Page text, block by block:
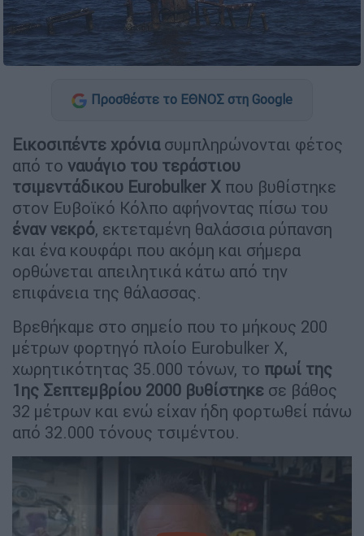
Προσθέστε το ΕΘΝΟΣ στη Google
Εικοσιπέντε χρόνιασυμπληρώνονται φέτος
από το ναυάγιο του τεράστιου
τσιμεντάδικου Eurobulker X που βυθίστηκε
στον Ευβοϊκό Κόλπο αφήνοντας πίσω του
έναν νεκρό, εκτεταμένη θαλάσσια ρύπανση
και ένα κουφάρι που ακόμη και σήμερα
ορθώνεται απειλητικά κάτω από την
επιφάνεια της θάλασσας.
Βρεθήκαμε στο σημείο που το μήκους 200
μέτρων φορτηγό πλοίο Eurobulker X,
χωρητικότητας 35.000 τόνων, το πρωί της
1ης Σεπτεμβρίου 2000 βυθίστηκε σε βάθος
32 μέτρων και ενώ είχαν ήδη φορτωθεί πάνω
από 32.000 τόνους τσιμέντου.